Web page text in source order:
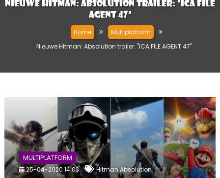
Nieuwe Hitman: Absolution trailer: "ICA FILE
AGENT 47"
Home
Multiplatform
Nieuwe Hitman: Absolution trailer: "ICA FILE AGENT 47"
MULTIPLATFORM
25-04-2020 14:03 Hitman Absolution